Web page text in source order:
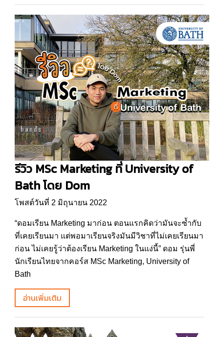
รีวิว MSc Marketing ที่ University of
Bath โดย Dom
โพสต์วันที่ 2 มิถุนายน 2022
“ดอมเรียน Marketing มาก่อน ตอนแรกคิดว่ามันจะซ้ำกับ
ที่เคยเรียนมา แต่พอมาเรียนจริงมันมีวิชาที่ไม่เคยเรียนมา
ก่อน ไม่เคยรู้ว่าต้องเรียน Marketing ในแง่นี้” ดอม รุ่นพี่
นักเรียนไทยจากคอร์ส MSc Marketing, University of
Bath
อ่านเพิ่มเติม